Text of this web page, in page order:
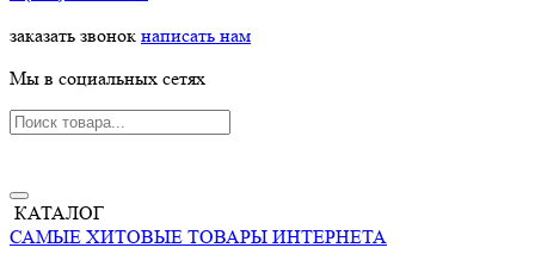
заказать звонок написать нам
Мы в социальных сетях
КАТАЛОГ
САМЫЕ ХИТОВЫЕ ТОВАРЫ ИНТЕРНЕТА